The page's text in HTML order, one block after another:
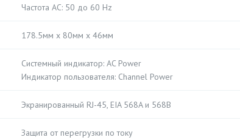
Частота AC: 50 до 60 Hz
178.5мм x 80мм x 46мм
Системный индикатор: AC Power
Индикатор пользователя: Channel Power
Экранированный RJ-45, EIA 568A и 568B
Защита от перегрузки по току